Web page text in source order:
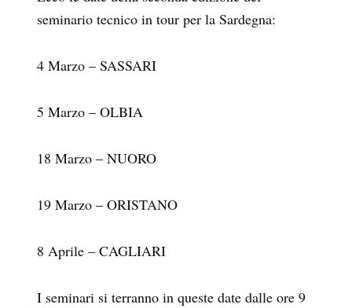
seminario tecnico in tour per la Sardegna:
4 Marzo – SASSARI
5 Marzo – OLBIA
18 Marzo – NUORO
19 Marzo – ORISTANO
8 Aprile – CAGLIARI
I seminari si terranno in queste date dalle ore 9